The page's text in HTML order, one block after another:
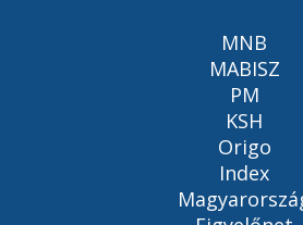
MNB
MABISZ
PM
KSH
Origo
Index